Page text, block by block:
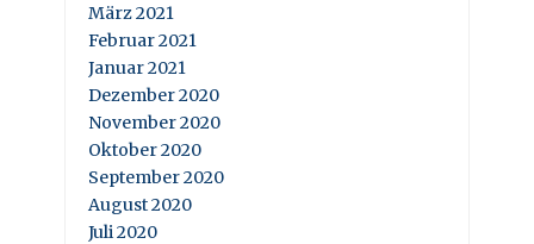
März 2021
Februar 2021
Januar 2021
Dezember 2020
November 2020
Oktober 2020
September 2020
August 2020
Juli 2020